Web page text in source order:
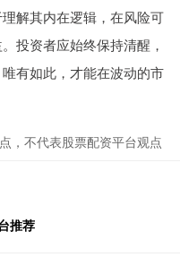
解其内在逻辑，在风险可
投资者应始终保持清醒，
有如此，才能在波动的市
，不代表股票配资平台观点
推荐